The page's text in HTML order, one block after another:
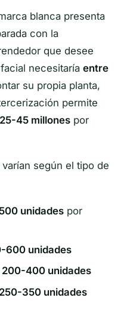
blanca presenta
con la
que desee
necesitaría entre
su propia planta,
permite
45 millones por
varían según el tipo de
unidades por
600 unidades
200-400 unidades
250-350 unidades